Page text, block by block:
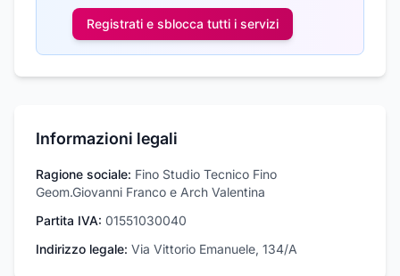
Registrati e sblocca tutti i servizi
Informazioni legali
Ragione sociale: Fino Studio Tecnico Fino
Geom.Giovanni Franco e Arch Valentina
Partita IVA: 01551030040
Indirizzo legale: Via Vittorio Emanuele, 134/A